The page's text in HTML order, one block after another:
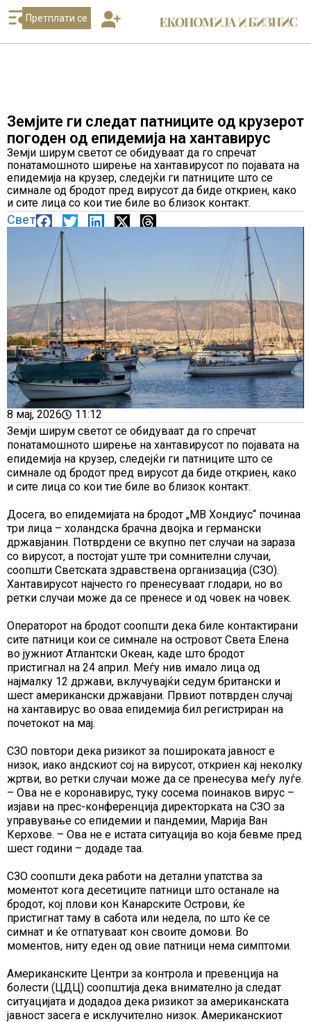
Претплати се
Земјите ги следат патниците од крузерот
погоден од епидемија на хантавирус
Земји ширум светот се обидуваат да го спречат
понатамошното ширење на хантавирусот по појавата на
епидемија на крузер, следејќи ги патниците што се
симнале од бродот пред вирусот да биде откриен, како
и сите лица со кои тие биле во близок контакт.
Свет
8 мај, 2026
11:12
Земји ширум светот се обидуваат да го спречат
понатамошното ширење на хантавирусот по појавата на
епидемија на крузер, следејќи ги патниците што се
симнале од бродот пред вирусот да биде откриен, како
и сите лица со кои тие биле во близок контакт.
Досега, во епидемијата на бродот „МВ Хондиус“ починаа
три лица – холандска брачна двојка и германски
државјанин. Потврдени се вкупно пет случаи на зараза
со вирусот, а постојат уште три сомнителни случаи,
соопшти Светската здравствена организација (СЗО).
Хантавирусот најчесто го пренесуваат глодари, но во
ретки случаи може да се пренесе и од човек на човек.
Операторот на бродот соопшти дека биле контактирани
сите патници кои се симнале на островот Света Елена
во јужниот Атлантски Океан, каде што бродот
пристигнал на 24 април. Меѓу нив имало лица од
најмалку 12 држави, вклучувајќи седум британски и
шест американски државјани. Првиот потврден случај
на хантавирус во оваа епидемија бил регистриран на
почетокот на мај.
СЗО повтори дека ризикот за пошироката јавност е
низок, иако андскиот сој на вирусот, откриен кај неколку
жртви, во ретки случаи може да се пренесува меѓу луѓе.
– Ова не е коронавирус, туку сосема поинаков вирус –
изјави на прес-конференција директорката на СЗО за
управување со епидемии и пандемии, Марија Ван
Керхове. – Ова не е истата ситуација во која бевме пред
шест години – додаде таа.
СЗО соопшти дека работи на детални упатства за
моментот кога десетиците патници што останале на
бродот, кој плови кон Канарските Острови, ќе
пристигнат таму в сабота или недела, по што ќе се
симнат и ќе отпатуваат кон своите домови. Во
моментов, ниту еден од овие патници нема симптоми.
Американските Центри за контрола и превенција на
болести (ЦДЦ) соопштија дека внимателно ја следат
ситуацијата и додадоа дека ризикот за американската
јавност засега е исклучително низок. Американскиот